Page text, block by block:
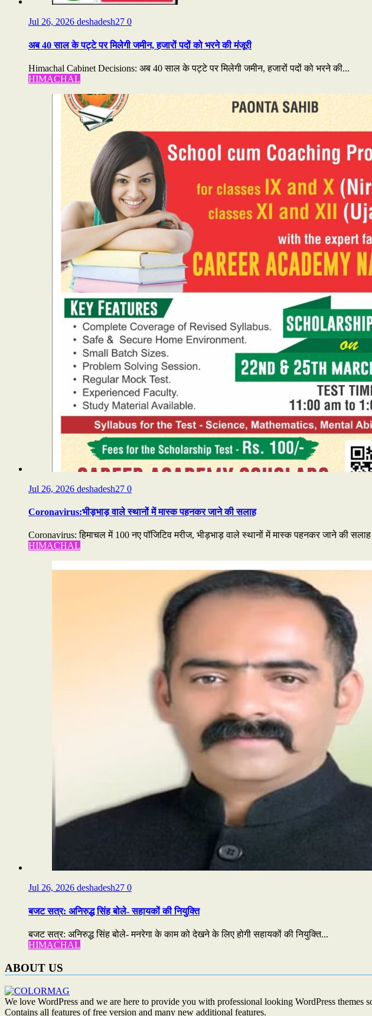
Jul 26, 2026 deshadesh27 0
अब 40 साल के पट्टे पर मिलेगी जमीन, हजारों पदों को भरने की मंजूरी
Himachal Cabinet Decisions: अब 40 साल के पट्टे पर मिलेगी जमीन, हजारों पदों को भरने की...
HIMACHAL
Jul 26, 2026 deshadesh27 0
Coronavirus:भीड़भाड़ वाले स्थानों में मास्क पहनकर जाने की सलाह
Coronavirus: हिमाचल में 100 नए पॉजिटिव मरीज, भीड़भाड़ वाले स्थानों में मास्क पहनकर जाने की
HIMACHAL
Jul 26, 2026 deshadesh27 0
बजट सत्र: अनिरुद्ध सिंह बोले- सहायकों की नियुक्ति
बजट सत्र: अनिरुद्ध सिंह बोले- मनरेगा के काम को देखने के लिए होगी सहायकों की नियुक्ति...
HIMACHAL
ABOUT US
We love WordPress and we are here to provide you with professional looking WordPress themes
Contains all features of free version and many new additional features.